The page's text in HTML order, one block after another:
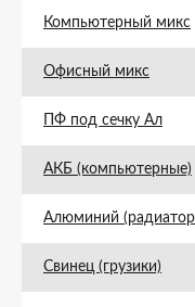
Компьютерный микс
Офисный микс
ПФ под сечку Ал
АКБ (компьютерные)
Алюминий
Свинец (грузики)